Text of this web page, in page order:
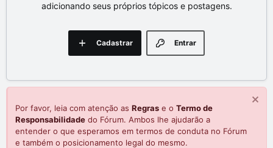
adicionando seus próprios tópicos e postagens.
Entrar
Cadastrar
Por favor, leia com atenção as Regras e o Termo de
Responsabilidade do Fórum. Ambos lhe ajudarão a
entender o que esperamos em termos de conduta no Fórum
e também o posicionamento legal do mesmo.